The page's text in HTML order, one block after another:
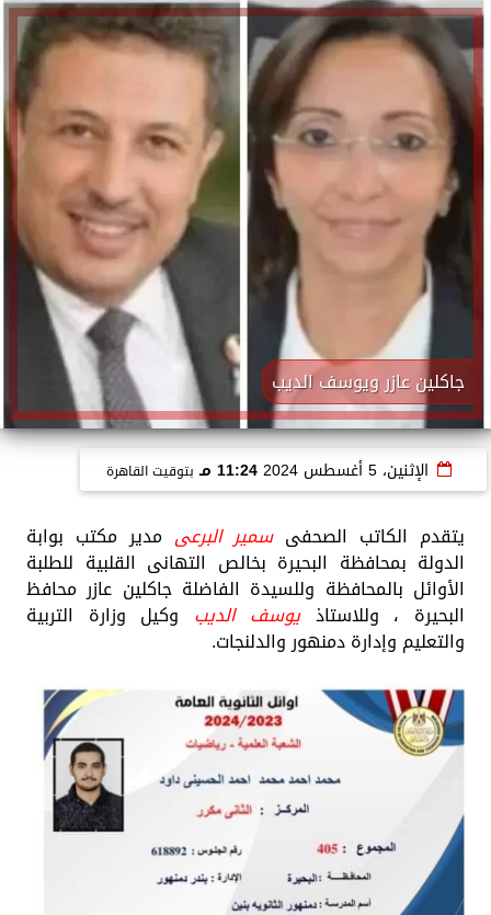
جاكلين عازر ويوسف الديب
الإثنين، 5 أغسطس 2024 11:24 مـ بتوقيت القاهرة
يتقدم الكاتب الصحفى سمير البرعى مدير مكتب بوابة
الدولة بمحافظة البحيرة بخالص التهانى القلبية للطلبة
الأوائل بالمحافظة وللسيدة الفاضلة جاكلين عازر محافظ
البحيرة ، وللاستاذيوسف الديب وكيل وزارة التربية
والتعليم وإدارة دمنهور والدلنجات.